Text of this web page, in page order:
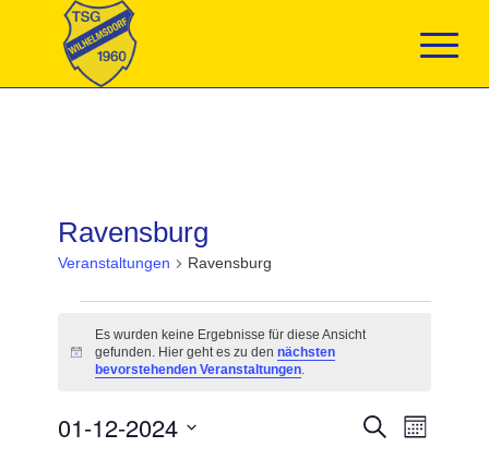
Ravensburg
Veranstaltungen Ravensburg
Hinweis
Es wurden keine Ergebnisse für diese Ansicht
gefunden. Hier geht es zu den nächsten
bevorstehenden Veranstaltungen.
Suche
Suche
Monat
01-12-2024